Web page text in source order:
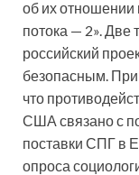
об их отношении
потока — 2». Две
российский
безопасным. При
что
США связано с
поставки СПГ в
опроса